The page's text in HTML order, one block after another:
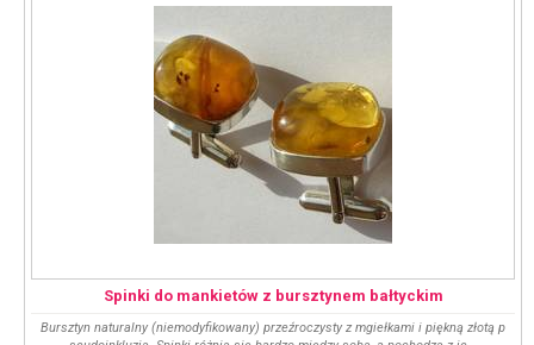
Spinki do mankietów z bursztynem bałtyckim
Bursztyn naturalny (niemodyfikowany) przeźroczysty z mgiełkami i piękną złotą p